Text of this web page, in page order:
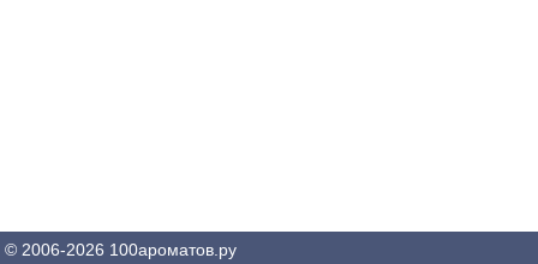
© 2006-2026 100ароматов.ру